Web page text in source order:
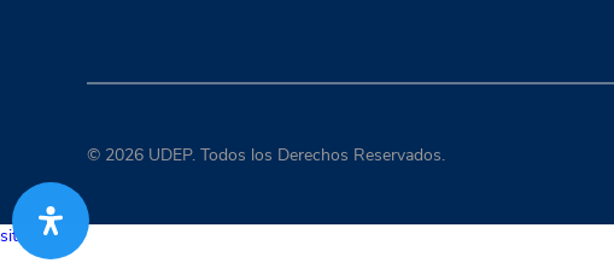
© 2026 UDEP. Todos los Derechos Reservados.
situs togel